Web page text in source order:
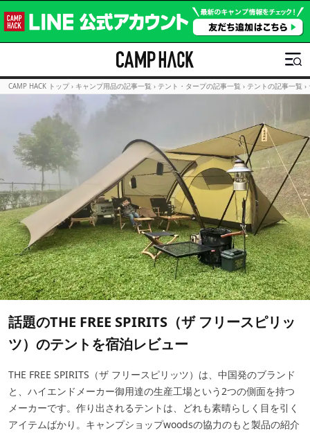
CAMP HACK トップ › キャンプ用品の記事一覧 › テント・タープの記事一覧 › テントの記事一覧 ›
話題のTHE FREE SPIRITS（ザ フリースピリッ
ツ）のテントを宿泊レビュー
THE FREE SPIRITS（ザ フリースピリッツ）は、中国発のブランド
と、ハイエンドメーカー御用達の生産工場という2つの側面を持つ
メーカーです。作り出されるテントは、どれも素晴らしく目を引く
アイテムばかり。キャンプショップwoodsの協力のもと製品の紹介